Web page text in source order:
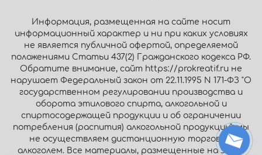
Информация, размещенная на сайте носит
информационный характер и ни при каких условиях
не является публичной офертой, определяемой
положениями Статьи 437(2) Гражданского кодекса РФ.
Обратите внимание, сайт https://prokreatif.ru не
нарушает Федеральный закон от 22.11.1995 N 171-ФЗ "О
государственном регулировании производства и
оборота этилового спирта, алкогольной и
спиртосодержащей продукции и об ограничении
потребления (распития) алкогольной продукции": мы
не осуществляем дистанционную торговлю
алкоголем. Все материалы, размещенные на этом